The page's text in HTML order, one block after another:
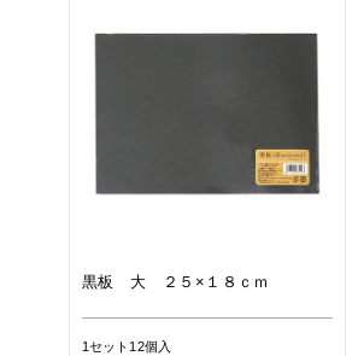
黒板 大 ２５×１８ｃｍ
1セット12個入